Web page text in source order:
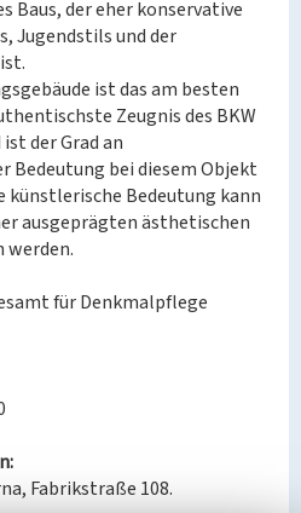
Baus, der eher konservative
Jugendstils und der
ist das am besten
Zeugnis des BKW
der Grad an
bei diesem Objekt
künstlerische Bedeutung kann
ausgeprägten ästhetischen
werden.
für Denkmalpflege
Fabrikstraße 108.